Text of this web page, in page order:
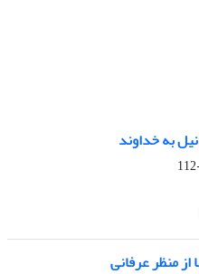
به خداوند
از منظر عرفانی